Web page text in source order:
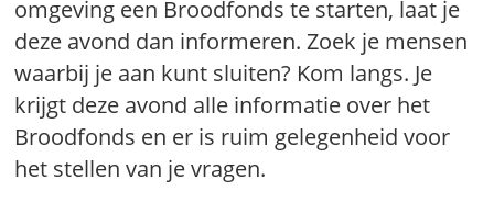
omgeving een Broodfonds te starten, laat je
deze avond dan informeren. Zoek je mensen
waarbij je aan kunt sluiten? Kom langs. Je
krijgt deze avond alle informatie over het
Broodfonds en er is ruim gelegenheid voor
het stellen van je vragen.